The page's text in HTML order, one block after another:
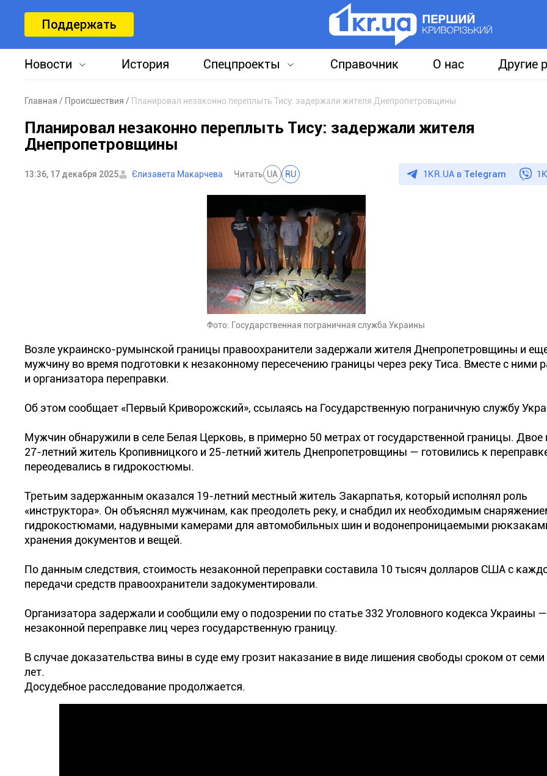
Поддержать
Новости История Спецпроекты Справочник О нас Другие
Главная Происшествия Планировал незаконно переплыть Тису: задержали жителя Днепропетровщины
Планировал незаконно переплыть Тису: задержали жителя
Днепропетровщины
13:36, 17 декабря 2025 Єлизавета Макарчева Читать UA RU 1KR.UA в Telegram
Фото: Государственная пограничная служба Украины
Возле украинско-румынской границы правоохранители задержали жителя Днепропетровщины и
мужчину во время подготовки к незаконному пересечению границы через реку Тиса. Вместе с ними
и организатора переправки.
Об этом сообщает «Первый Криворожский», ссылаясь на Государственную пограничную службу
Мужчин обнаружили в селе Белая Церковь, в примерно 50 метрах от государственной границы. Двое
27-летний житель Кропивницкого и 25-летний житель Днепропетровщины — готовились к
переодевались в гидрокостюмы.
Третьим задержанным оказался 19-летний местный житель Закарпатья, который исполнял роль
«инструктора». Он объяснял мужчинам, как преодолеть реку, и снабдил их необходимым
гидрокостюмами, надувными камерами для автомобильных шин и водонепроницаемыми
хранения документов и вещей.
По данным следствия, стоимость незаконной переправки составила 10 тысяч долларов США с
передачи средств правоохранители задокументировали.
Организатора задержали и сообщили ему о подозрении по статье 332 Уголовного кодекса Украины —
незаконной переправке лиц через государственную границу.
В случае доказательства вины в суде ему грозит наказание в виде лишения свободы сроком от
лет.
Досудебное расследование продолжается.